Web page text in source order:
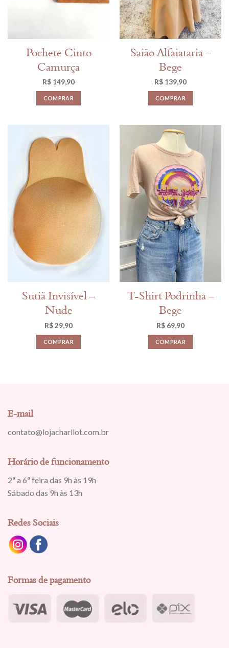
Pochete Cinto
Camurça
R$ 149,90
COMPRAR
Saião Alfaiataria –
Bege
R$ 139,90
COMPRAR
Sutiã Invisível –
Nude
R$29,90
COMPRAR
T-Shirt Podrinha –
Bege
R$ 69,90
COMPRAR
E-mail
contato@lojacharllot.com.br
Horário de funcionamento
2ª a 6ª feira das 9h às 19h
Sábado das 9h às 13h
Redes Sociais
Formas de pagamento